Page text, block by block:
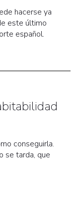
hacerse ya
este último
español.
conseguirla.
se tarda, que